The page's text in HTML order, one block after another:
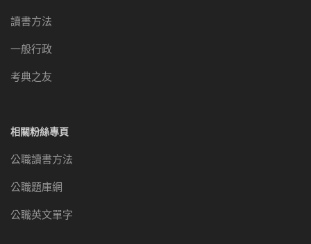
讀書方法
一般行政
考典之友
相關粉絲專頁
公職讀書方法
公職題庫網
公職英文單字